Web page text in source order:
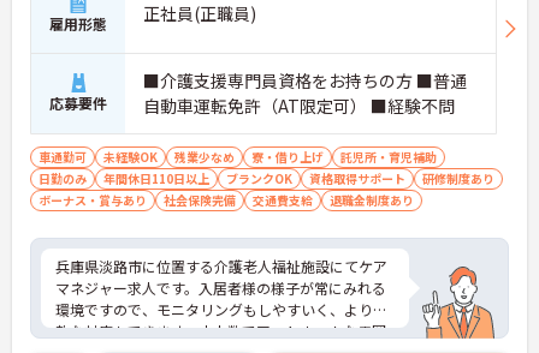
雇用形態 正社員(正職員)
応募要件
■介護支援専門員資格をお持ちの方 ■普通
自動車運転免許（AT限定可） ■経験不問
車通勤可 未経験OK 残業少なめ 寮・借り上げ
託児所・育児補助
日勤のみ
年間休日110日以上 ブランクOK 資格取得サポート
研修制度あり
ボーナス・賞与あり
社会保険完備 交通費支給 退職金制度あり
兵庫県淡路市に位置する介護老人福祉施設にてケア
マネジャー求人です。入居者様の様子が常にみれる
環境ですので、モニタリングもしやすいく、より柔
軟な対応もできます。小人数でアットホームな雰囲